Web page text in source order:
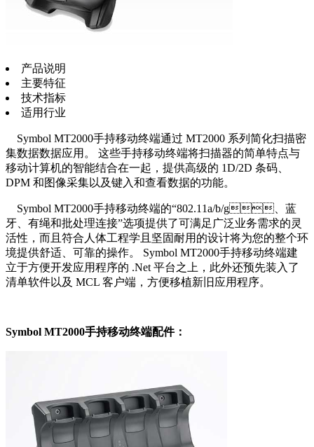
产品说明
主要特征
技术指标
适用行业
Symbol MT2000手持移动终端通过 MT2000 系列简化扫描密
集数据数据应用。 这些手持移动终端将扫描器的简单特点与
移动计算机的智能结合在一起，提供高级的 1D/2D 条码、
DPM 和图像采集以及键入和查看数据的功能。
Symbol MT2000手持移动终端的“802.11a/b/g、蓝
牙、有绳和批处理连接”选项提供了可满足广泛业务需求的灵
活性，而且符合人体工程学且坚固耐用的设计将为您的整个环
境提供舒适、可靠的操作。 Symbol MT2000手持移动终端建
立于方便开发应用程序的 .Net 平台之上，此外还预先装入了
清单软件以及 MCL 客户端，方便移植新旧应用程序。
Symbol MT2000手持移动终端配件：